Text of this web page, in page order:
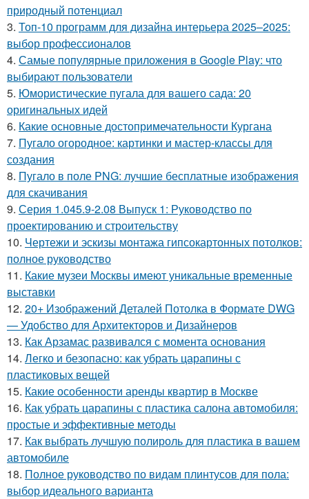
природный потенциал
3. Топ-10 программ для дизайна интерьера 2025–2025:
выбор профессионалов
4. Самые популярные приложения в Google Play: что
выбирают пользователи
5. Юмористические пугала для вашего сада: 20
оригинальных идей
6. Какие основные достопримечательности Кургана
7. Пугало огородное: картинки и мастер-классы для
создания
8. Пугало в поле PNG: лучшие бесплатные изображения
для скачивания
9. Серия 1.045.9-2.08 Выпуск 1: Руководство по
проектированию и строительству
10. Чертежи и эскизы монтажа гипсокартонных потолков:
полное руководство
11. Какие музеи Москвы имеют уникальные временные
выставки
12. 20+ Изображений Деталей Потолка в Формате DWG
— Удобство для Архитекторов и Дизайнеров
13. Как Арзамас развивался с момента основания
14. Легко и безопасно: как убрать царапины с
пластиковых вещей
15. Какие особенности аренды квартир в Москве
16. Как убрать царапины с пластика салона автомобиля:
простые и эффективные методы
17. Как выбрать лучшую полироль для пластика в вашем
автомобиле
18. Полное руководство по видам плинтусов для пола:
выбор идеального варианта